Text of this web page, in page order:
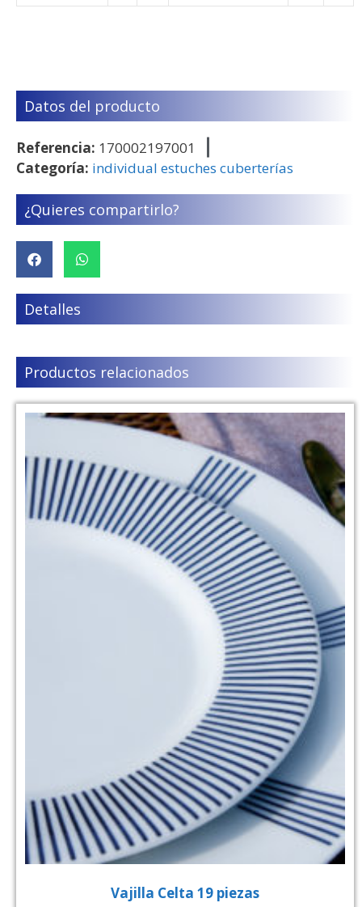
Datos del producto
Referencia: 170002197001
Categoría: individual estuches cuberterías
¿Quieres compartirlo?
Detalles
Productos relacionados
Vajilla Celta 19 piezas